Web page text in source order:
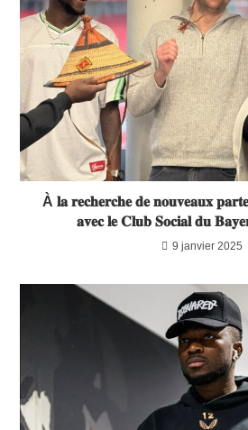
À 𝐥𝐚 𝐫𝐞𝐜𝐡𝐞𝐫𝐜𝐡𝐞 𝐝𝐞 𝐧𝐨𝐮𝐯𝐞𝐚𝐮𝐱
𝐚𝐯𝐞𝐜 𝐥𝐞 𝐂𝐥𝐮𝐛 𝐒𝐨𝐜𝐢𝐚𝐥 𝐝𝐮
9 janvier 2025